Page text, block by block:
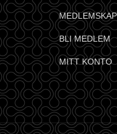
MEDLEMSKAP
BLI MEDLEM
MITT KONTO